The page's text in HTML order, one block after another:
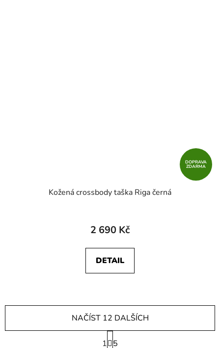
DOPRAVA
ZDARMA
Kožená crossbody taška Riga černá
2 690 Kč
DETAIL
NAČÍST 12 DALŠÍCH
S
t
1
5